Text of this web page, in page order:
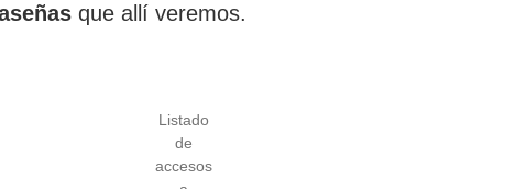
que allí veremos.
Listado
de
accesos